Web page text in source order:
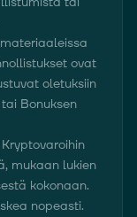
ovat
oletuksiin
Bonuksen
mukaan lukien
kokonaan.
nopeasti.